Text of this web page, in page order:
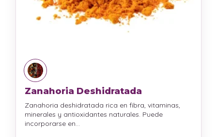
Zanahoria Deshidratada
Zanahoria deshidratada rica en fibra, vitaminas,
minerales y antioxidantes naturales. Puede
incorporarse en…